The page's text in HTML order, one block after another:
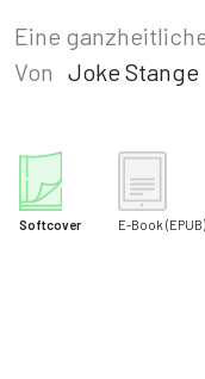
Eine
Von Joke Stange
Softcover E-Book (EPUB)